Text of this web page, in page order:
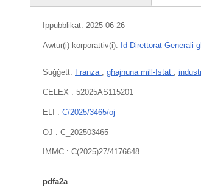
Ippubblikat: 2025-06-26
Awtur(i) korporattiv(i): Id-Direttorat Ġenerali
Suġġett: Franza , għajnuna mill-Istat ,
CELEX : 52025AS115201
ELI : C/2025/3465/oj
OJ : C_202503465
IMMC : C(2025)27/4176648
pdfa2a